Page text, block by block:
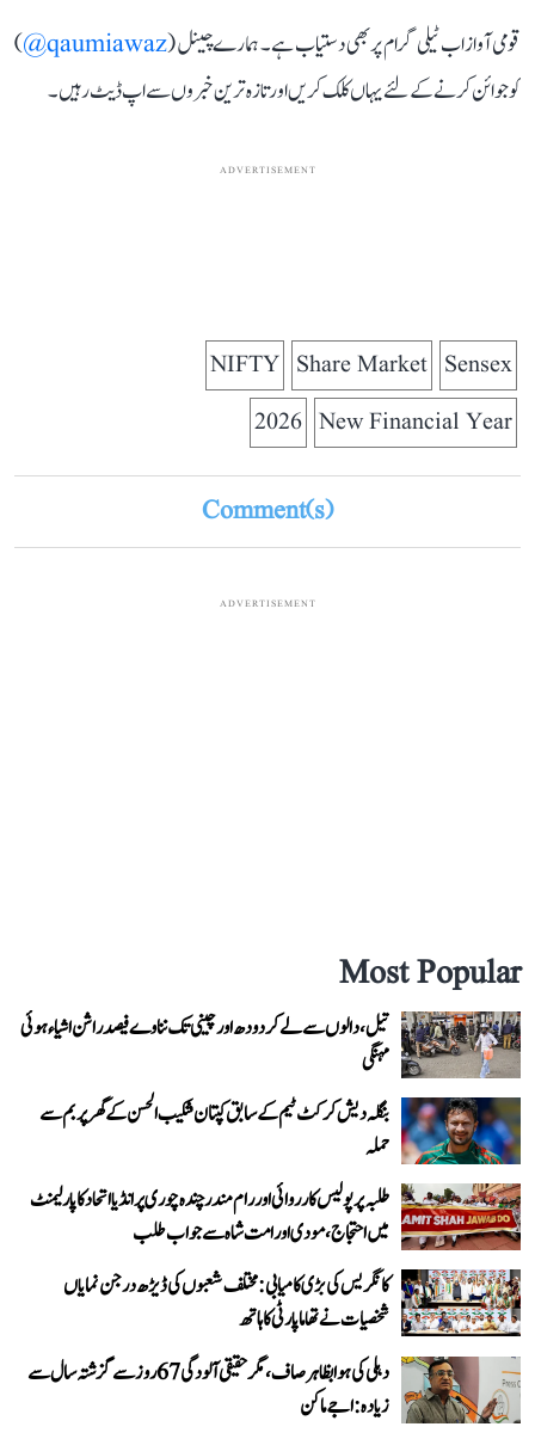
قومی آواز اب ٹیلی گرام پر بھی دستیاب ہے۔ ہمارے چینل (qaumiawaz@
)
کو جوائن کرنے کے لئے یہاں کلک کریں اور تازہ ترین خبروں سے اپ ڈیٹ رہیں۔
ADVERTISEMENT
Sensex
Share Market
NIFTY
New Financial Year
2026
Comment(s)
ADVERTISEMENT
Most Popular
تیل، دالوں سے لے کر دودھ اور چینی تک نناوے فیصد راشن اشیاء ہوئی
مہنگی
بنگلہ دیش کرکٹ ٹیم کے سابق کپتان شکیب الحسن کے گھر پر بم سے
حملہ
طلبہ پر پولیس کارروائی اور رام مندر چندہ چوری پر انڈیا اتحاد کا پارلیمنٹ
میں احتجاج، مودی اور امت شاہ سے جواب طلب
کانگریس کی بڑی کامیابی: مختلف شعبوں کی ڈیڑھ درجن نمایاں
شخصیات نے تھاما پارٹی کا ہاتھ
دہلی کی ہوا بظاہر صاف، مگر حقیقی آلودگی 67 روز سے گزشتہ سال سے
زیادہ: اجے ماکن